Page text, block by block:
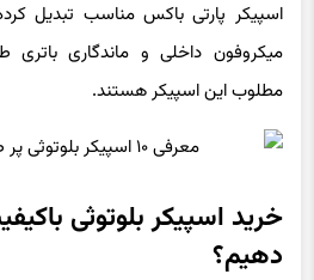
اسپیکر پارتی باکس مناسب تبدیل
میکروفون داخلی و ماندگاری باتری
مطلوب این اسپیکر هستند.
خرید اسپیکر بلوتوثی
دهیم؟